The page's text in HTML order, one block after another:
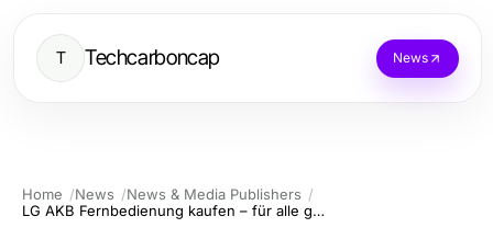
T Techcarboncap News
Home News
News & Media Publishers
LG AKB Fernbedienung kaufen – für alle gängigen Modelle